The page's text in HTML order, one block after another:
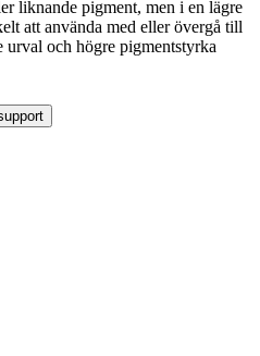
liknande pigment, men i en lägre
att använda med eller övergå till
urval och högre pigmentstyrka